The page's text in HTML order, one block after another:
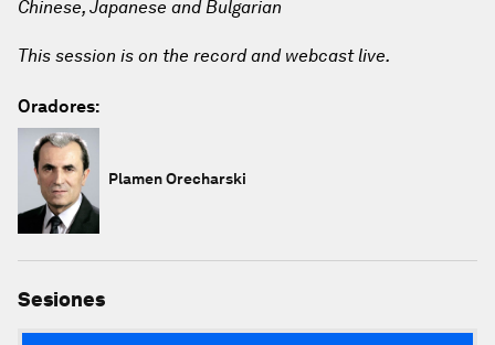
Chinese, Japanese and Bulgarian
This session is on the record and webcast live.
Oradores:
Plamen Orecharski
Sesiones